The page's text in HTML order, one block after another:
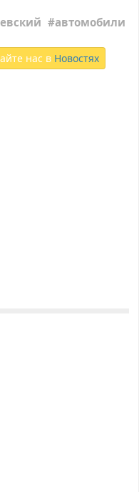
автомобили
нас в Новостях